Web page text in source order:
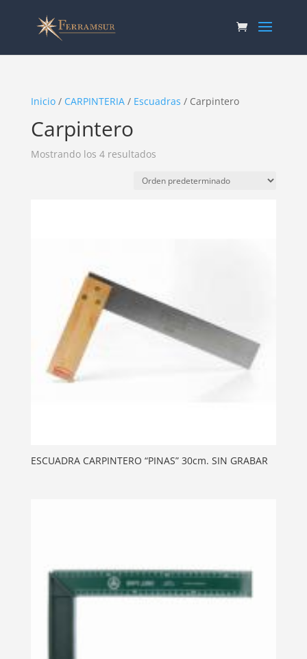
Inicio/ CARPINTERIA/ Escuadras / Carpintero
Carpintero
Mostrando los 4 resultados
ESCUADRA CARPINTERO “PINAS” 30cm. SIN GRABAR